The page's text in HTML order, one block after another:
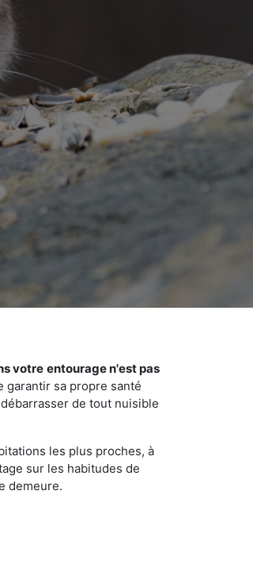
votre entourage n'est pas
garantir sa propre santé
de tout nuisible
les plus proches, à
sur les habitudes de
demeure.